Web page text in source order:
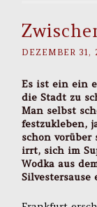
DEZEMBER 31,
Es ist ein ein
die Stadt zu
Man selbst
festzukleben,
schon
irrt, sich im
Wodka aus
Silvestersause